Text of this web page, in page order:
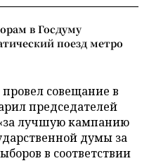
в Госдуму
поезд метро
совещание в
председателей
лучшую кампанию
думы за
в соответствии